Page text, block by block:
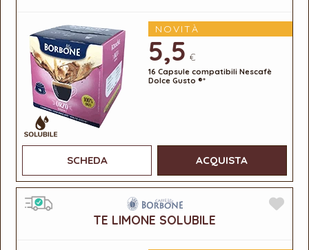
NOVITÀ
5,5 €
16 Capsule compatibili Nescafè
Dolce Gusto ®*
SCHEDA ACQUISTA
TE LIMONE SOLUBILE